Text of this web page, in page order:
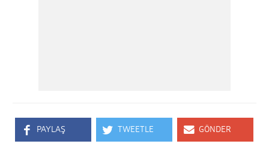
PAYLAŞ TWEETLE GÖNDER